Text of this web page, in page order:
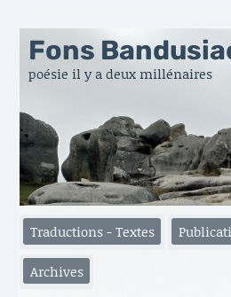
Fons
poésie il y a deux millénaires
Traductions - Textes
Archives